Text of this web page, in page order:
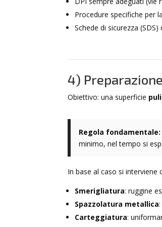
Procedure specifiche per
Schede di sicurezza
4)
Obiettivo: una superficie
Regola fondamentale:
minimo, nel tempo si
In base al caso si interviene
Smerigliatura: ruggine
Spazzolatura metallica
Carteggiatura: